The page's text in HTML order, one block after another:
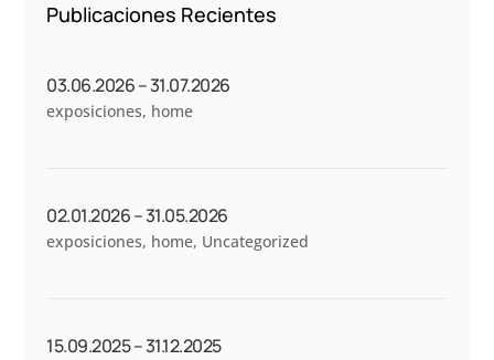
Publicaciones Recientes
03.06.2026 – 31.07.2026
exposiciones, home
02.01.2026 – 31.05.2026
exposiciones, home, Uncategorized
15.09.2025 – 31.12.2025